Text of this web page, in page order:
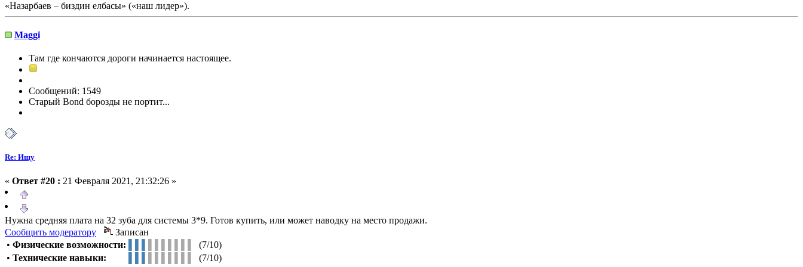
«Назарбаев – биздин елбасы» («наш лидер»).
Maggi
Там где кончаются дороги начинается настоящее.
Сообщений: 1549
Старый Bond борозды не портит...
Re: Ищу
« Ответ #20 : 21 Февраля 2021, 21:32:26 »
Нужна средняя плата на 32 зуба для системы 3*9. Готов купить, или может наводку на место продажи.
Сообщить модератору
Записан
• Физические возможности:
(7/10)
• Технические навыки:
(7/10)